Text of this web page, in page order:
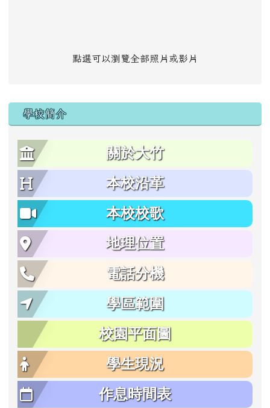
點選可以瀏覽全部照片或影片
學校簡介
關於大竹
本校沿革
本校校歌
地理位置
電話分機
學區範圍
校園平面圖
學生現況
作息時間表